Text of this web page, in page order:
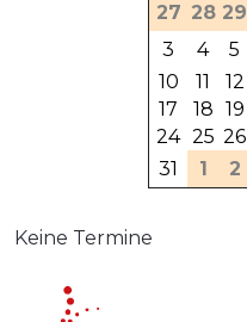
27 28 29
3
4 5
10
11 12
17
18 19
24 25 26
31
1 2
Keine Termine